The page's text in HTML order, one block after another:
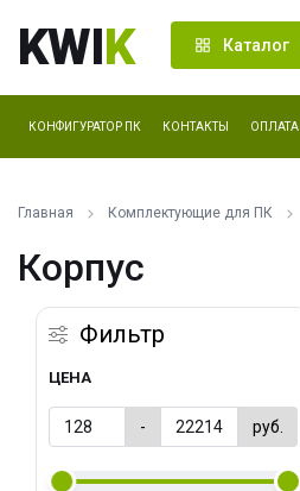
KWIK Каталог
КОНФИГУРАТОР ПК КОНТАКТЫ ОПЛАТА
Главная Комплектующие для ПК
Корпус
Фильтр
ЦЕНА
- руб.